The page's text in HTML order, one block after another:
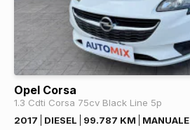
Opel Corsa
1.3 Cdti Corsa 75cv Black Line 5p
2017
DIESEL 99.787 KM
MANUALE